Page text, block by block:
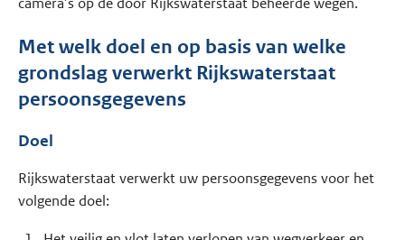
Met welk doel en op basis van welke
grondslag verwerkt Rijkswaterstaat
persoonsgegevens
Doel
Rijkswaterstaat verwerkt uw persoonsgegevens voor het
volgende doel: